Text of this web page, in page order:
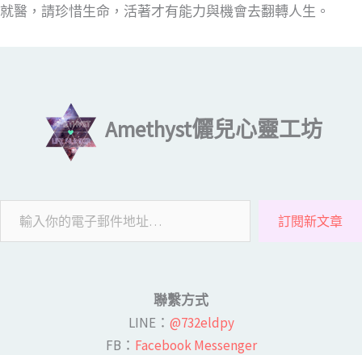
就醫，請珍惜生命，活著才有能力與機會去翻轉人生。
Amethyst儷兒心靈工坊
訂閱新文章
聯繫方式
LINE​： @732eldpy
FB：​ Facebook Messenger